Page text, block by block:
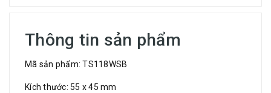
Thông tin sản phẩm
Mã sản phẩm: TS118WSB
Kích thước: 55 x 45 mm